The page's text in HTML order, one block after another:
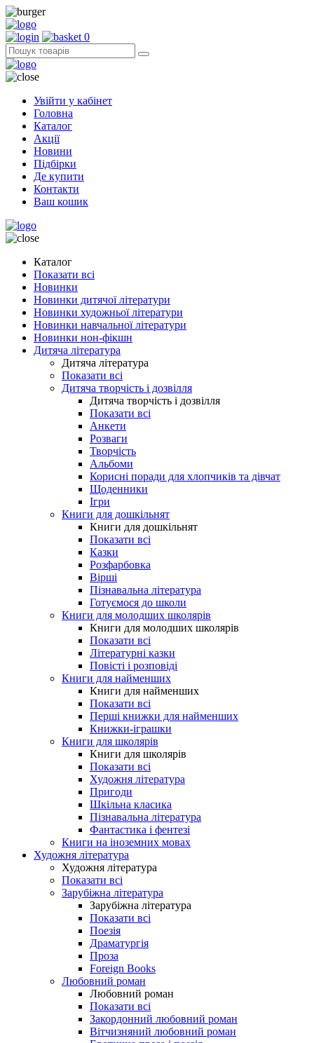
0
Увійти у кабінет
Головна
Каталог
Акції
Новини
Підбірки
Де купити
Контакти
Ваш кошик
Каталог
Показати всі
Новинки
Новинки дитячої літератури
Новинки художньої літератури
Новинки навчальної літератури
Новинки нон-фікшн
Дитяча література
Дитяча література
Показати всі
Дитяча творчість і дозвілля
Дитяча творчість і дозвілля
Показати всі
Анкети
Розваги
Творчість
Альбоми
Корисні поради для хлопчиків та дівчат
Щоденники
Ігри
Книги для дошкільнят
Книги для дошкільнят
Показати всі
Казки
Розфарбовка
Вірші
Пізнавальна література
Готуємося до школи
Книги для молодших школярів
Книги для молодших школярів
Показати всі
Літературні казки
Повісті і розповіді
Книги для найменших
Книги для найменших
Показати всі
Перші книжки для найменших
Книжки-іграшки
Книги для школярів
Книги для школярів
Показати всі
Художня література
Пригоди
Шкільна класика
Пізнавальна література
Фантастика і фентезі
Книги на іноземних мовах
Художня література
Художня література
Показати всі
Зарубіжна література
Зарубіжна література
Показати всі
Поезія
Драматургія
Проза
Foreign Books
Любовний роман
Любовний роман
Показати всі
Закордонний любовний роман
Вітчизняний любовний роман